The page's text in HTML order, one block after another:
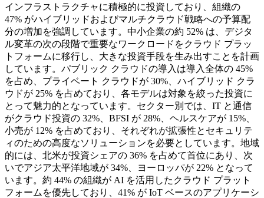
インフラストラクチャに積極的に投資しており、組織の
47% がハイブリッドおよびマルチクラウド戦略への予算配
分の増加を強調しています。中小企業の約 52% は、デジタ
ル変革の次の段階で重要なワークロードをクラウド プラッ
トフォームに移行し、大きな投資手段を生み出すことを計画
しています。パブリック クラウドの導入は導入全体の 45%
を占め、プライベート クラウドが 30%、ハイブリッド クラ
ウドが 25% を占めており、各モデルは対象を絞った投資に
とって魅力的となっています。セクター別では、IT と通信
がクラウド投資の 32%、BFSI が 28%、ヘルスケアが 15%、
小売が 12% を占めており、それぞれが拡張性とセキュリテ
ィのための高度なソリューションを必要としています。地域
的には、北米が投資シェアの 36% を占めて首位にあり、次
いでアジア太平洋地域が 34%、ヨーロッパが 22% となって
います。約 44% の組織が AI を活用したクラウド プラット
フォームを優先しており、41% が IoT ベースのアプリケーシ